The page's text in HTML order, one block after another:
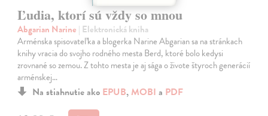
Ľudia, ktorí sú vždy so mnou
Abgarian Narine | Elektronická kniha
Arménska spisovateľka a blogerka Narine Abgarian sa na stránkach
knihy vracia do svojho rodného mesta Berd, ktoré bolo kedysi
zrovnané so zemou. Z tohto mesta je aj sága o živote štyroch generácií
arménskej…
Na stiahnutie ako EPUB, MOBI a PDF